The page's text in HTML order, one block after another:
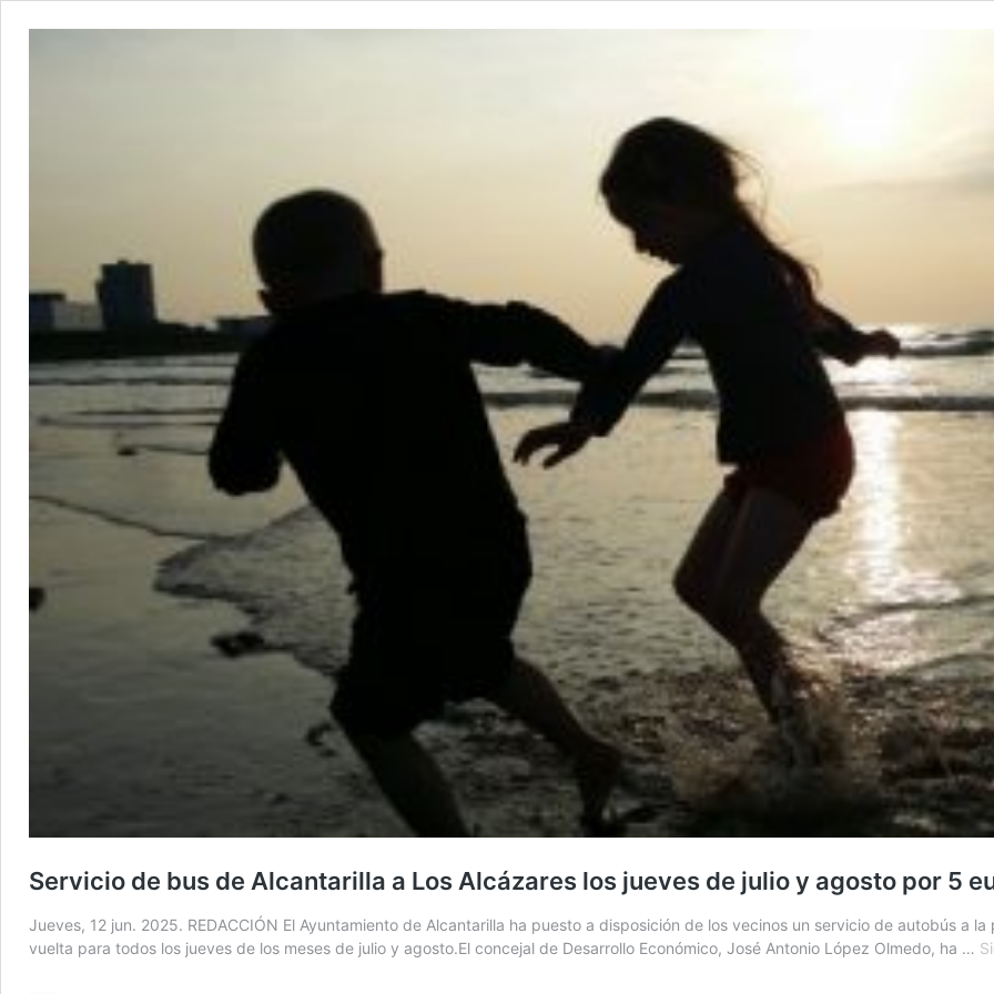
Servicio de bus de Alcantarilla a Los Alcázares los jueves de julio y agosto por 5
Jueves, 12 jun. 2025. REDACCIÓN El Ayuntamiento de Alcantarilla ha puesto a disposición de los vecinos un servicio de autobús a
vuelta para todos los jueves de los meses de julio y agosto.El concejal de Desarrollo Económico, José Antonio López Olmedo, ha …